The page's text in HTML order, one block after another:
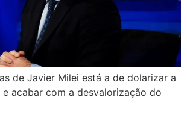
de Javier Milei está a de dolarizar a
acabar com a desvalorização do